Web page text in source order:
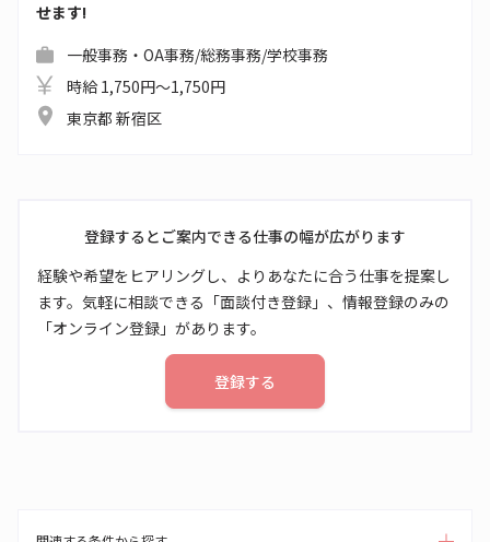
せます!
一般事務・OA事務/総務事務/学校事務
時給 1,750円～1,750円
東京都 新宿区
登録するとご案内できる仕事の幅が広がります
経験や希望をヒアリングし、よりあなたに合う仕事を提案し
ます。気軽に相談できる「面談付き登録」、情報登録のみの
「オンライン登録」があります。
登録する